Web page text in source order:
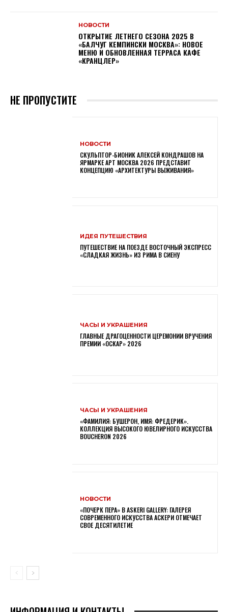
НОВОСТИ
ОТКРЫТИЕ ЛЕТНЕГО СЕЗОНА 2025 В
«БАЛЧУГ КЕМПИНСКИ МОСКВА»: НОВОЕ
МЕНЮ И ОБНОВЛЕННАЯ ТЕРРАСА КАФЕ
«КРАНЦЛЕР»
НЕ ПРОПУСТИТЕ
НОВОСТИ
СКУЛЬПТОР-БИОНИК АЛЕКСЕЙ КОНДРАШОВ НА
ЯРМАРКЕ АРТ МОСКВА 2026 ПРЕДСТАВИТ
КОНЦЕПЦИЮ «АРХИТЕКТУРЫ ВЫЖИВАНИЯ»
ИДЕЯ ПУТЕШЕСТВИЯ
ПУТЕШЕСТВИЕ НА ПОЕЗДЕ ВОСТОЧНЫЙ ЭКСПРЕСС
«СЛАДКАЯ ЖИЗНЬ» ИЗ РИМА В СИЕНУ
ЧАСЫ И УКРАШЕНИЯ
ГЛАВНЫЕ ДРАГОЦЕННОСТИ ЦЕРЕМОНИИ ВРУЧЕНИЯ
ПРЕМИИ «ОСКАР» 2026
ЧАСЫ И УКРАШЕНИЯ
«ФАМИЛИЯ: БУШЕРОН, ИМЯ: ФРЕДЕРИК».
КОЛЛЕКЦИЯ ВЫСОКОГО ЮВЕЛИРНОГО ИСКУССТВА
BOUCHERON 2026
НОВОСТИ
«ПОЧЕРК ПЕРА» В ASKERI GALLERY: ГАЛЕРЕЯ
СОВРЕМЕННОГО ИСКУССТВА АСКЕРИ ОТМЕЧАЕТ
СВОЕ ДЕСЯТИЛЕТИЕ